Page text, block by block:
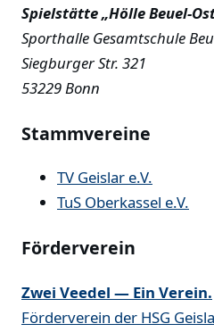
Spielstätte „Hölle Beuel-
Sporthalle Gesamtschule
Siegburger Str. 321
53229 Bonn
Stammvereine
TV Geislar e.V.
TuS Oberkassel e.V.
Förderverein
Zwei Veedel — Ein Verein.
Förderverein der HSG